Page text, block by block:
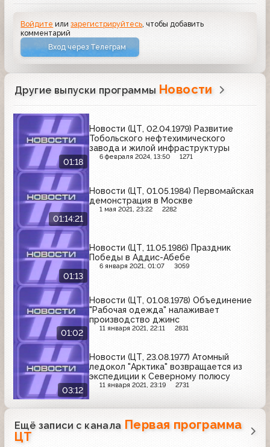
Войдите илизарегистрируйтесь , чтобы добавить
комментарий
Вход через Телеграм
Другие выпуски программы Новости
01:18
Новости (ЦТ, 02.04.1979) Развитие
Тобольского нефтехимического
завода и жилой инфраструктуры
6 февраля 2024, 13:50 1271
01:14:21
Новости (ЦТ, 01.05.1984) Первомайская
демонстрация в Москве
1 мая 2021, 23:22 2282
01:13
Новости (ЦТ, 11.05.1986) Праздник
Победы в Аддис-Абебе
6 января 2021, 01:07 3059
01:02
Новости (ЦТ, 01.08.1978) Объединение
"Рабочая одежда" налаживает
производство джинс
11 января 2021, 22:11 2831
03:12
Новости (ЦТ, 23.08.1977) Атомный
ледокол "Арктика" возвращается из
экспедиции к Северному полюсу
11 января 2021, 23:19 2731
Ещё записи с канала Первая программа
ЦТ